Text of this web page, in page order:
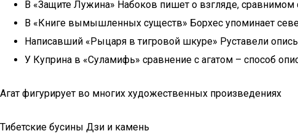
В «Защите Лужина» Набоков пишет о взгляде,
В «Книге вымышленных существ» Борхес упоминает
Написавший «Рыцаря в тигровой шкуре» Руставели
У Куприна в «Суламифь» сравнение с агатом – способ
Агат фигурирует во многих художественных произведениях
Тибетские бусины Дзи и камень